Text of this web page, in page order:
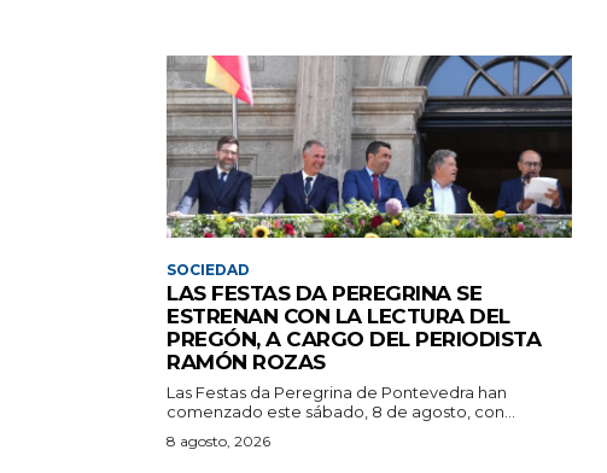
SOCIEDAD
LAS FESTAS DA PEREGRINA SE
ESTRENAN CON LA LECTURA DEL
PREGÓN, A CARGO DEL PERIODISTA
RAMÓN ROZAS
Las Festas da Peregrina de Pontevedra han
comenzado este sábado, 8 de agosto, con...
8 agosto, 2026